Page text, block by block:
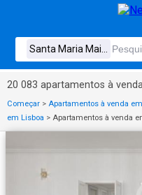
20 083 apartamentos à
Começar > Apartamentos à venda
em Lisboa > Apartamentos à venda